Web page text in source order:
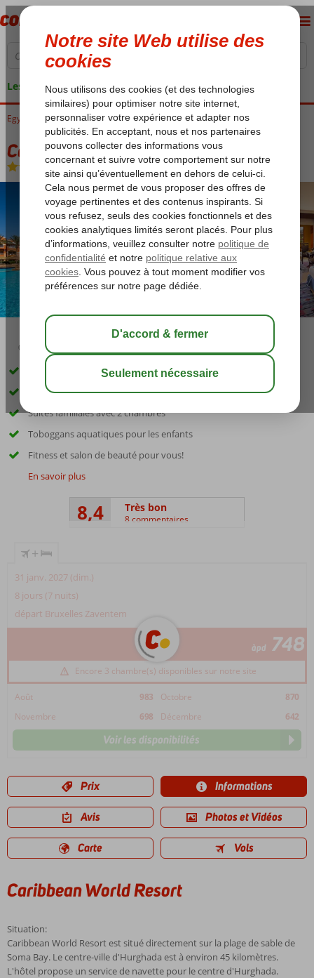
Les garanties de vacances
Egypte Mer Rouge Hurghada Soma Bay Caribbean World Resort
Caribbean World Resort
All Inclusive-Hôtel
04:50 sauver
Complexe de luxe directement sur une belle plage de sable
5 restaurants à la carte
Suites familiales avec 2 chambres
Toboggans aquatiques pour les enfants
Fitness et salon de beauté pour vous!
En savoir plus
8,4 Très bon
8 commentaires
+
31 janv. 2027 (dim.)
8 jours (7 nuits)
départ Bruxelles Zaventem
àpd 748
Encore 3 chambre(s) disponibles sur notre site
Août 983 Octobre
870
Novembre
698 Décembre 642
Voir les disponibilités
Prix Informations
Avis Photos et Vidéos
Carte Vols
Caribbean World Resort
Situation:
Caribbean World Resort est situé directement sur la plage de sable de
Soma Bay. Le centre-ville d'Hurghada est à environ 45 kilomètres.
L'hôtel propose un service de navette pour le centre d'Hurghada.